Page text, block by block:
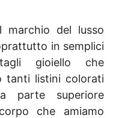
del lusso
in semplici
gioiello che
tanti listini colorati
parte superiore
che amiamo